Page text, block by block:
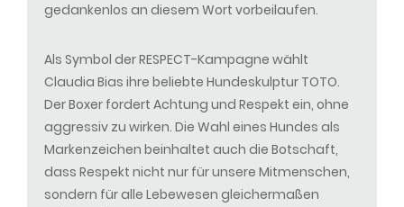
gedankenlos an diesem Wort vorbeilaufen.
Als Symbol der RESPECT-Kampagne wählt
Claudia Bias ihre beliebte Hundeskulptur TOTO.
Der Boxer fordert Achtung und Respekt ein, ohne
aggressiv zu wirken. Die Wahl eines Hundes als
Markenzeichen beinhaltet auch die Botschaft,
dass Respekt nicht nur für unsere Mitmenschen,
sondern für alle Lebewesen gleichermaßen